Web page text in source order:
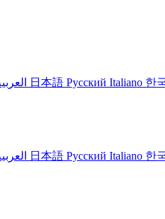
日本語 Русский Italiano 한
日本語 Русский Italiano 한